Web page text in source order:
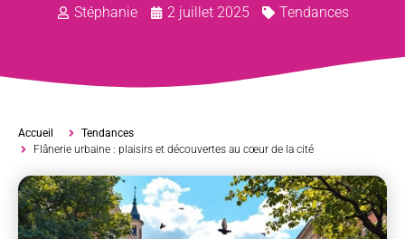
Stéphanie 2 juillet 2025 Tendances
Accueil
Tendances
Flânerie urbaine : plaisirs et découvertes au cœur de la cité